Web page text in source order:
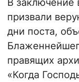
В заключение
призвали
дни поста,
правящих
«Когда